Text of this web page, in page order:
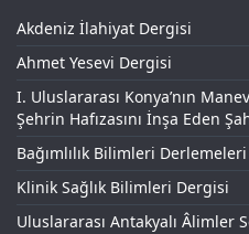
Akdeniz İlahiyat Dergisi
Ahmet Yesevi Dergisi
I. Uluslararası Konya’nın
Şehrin Hafızasını İnşa Eden
Bağımlılık Bilimleri
Klinik Sağlık Bilimleri Dergisi
Uluslararası Antakyalı Âlimler